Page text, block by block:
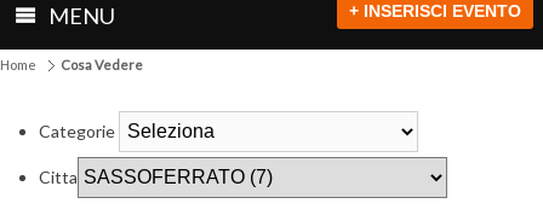
MENU + INSERISCI EVENTO
Home Cosa Vedere
Categorie
Citta